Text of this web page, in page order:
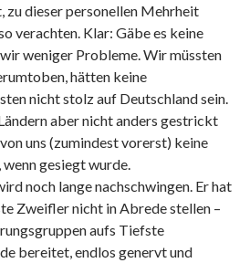
zu dieser personellen Mehrheit
verachten. Klar: Gäbe es keine
weniger Probleme. Wir müssten
hätten keine
nicht stolz auf Deutschland sein.
aber nicht anders gestrickt
uns (zumindest vorerst) keine
gesiegt wurde.
noch lange nachschwingen. Er hat
Zweifler nicht in Abrede stellen –
aufs Tiefste
bereitet, endlos genervt und